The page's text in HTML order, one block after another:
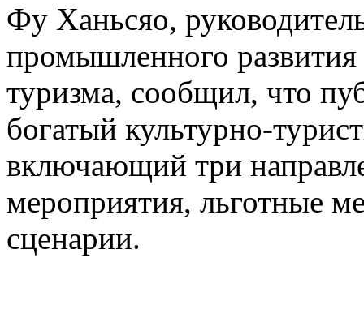
Фу Ханьсяо,
промышленного
туризма, сообщил, что
богатый культурно-
включающий три
мероприятия, льготные
сценарии.